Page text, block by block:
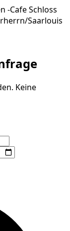
-Cafe Schloss
Saarlouis
Keine